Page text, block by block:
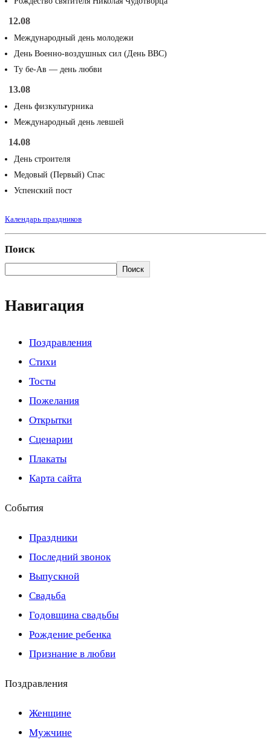
12.08
Международный день молодежи
День Военно-воздушных сил (День ВВС)
Ту бе-Ав — день любви
13.08
День физкультурника
Международный день левшей
14.08
День строителя
Медовый (Первый) Спас
Успенский пост
Календарь праздников
Поиск
Поиск
Навигация
Поздравления
Стихи
Тосты
Пожелания
Открытки
Сценарии
Плакаты
Карта сайта
События
Праздники
Последний звонок
Выпускной
Свадьба
Годовщина свадьбы
Рождение ребенка
Признание в любви
Поздравления
Женщине
Мужчине